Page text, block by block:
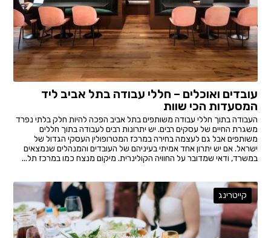
עובדים ואוכלים – חללי עבודה בתל אביב ליד
המסעדות הכי שוות
העבודה בתוך חללי עבודה משותפים בתל אביב הפכה להיות חלק בלתי נפרד
משגרת החיים של עסקים רבים. יש יתרונות רבים לעבודה בתוך חללים
משותפים אבל גם לעצמה בחירה במרכז המטרופולין העסקי הגדול של
ישראל. אם יש יתרון אחד אמיתי בעיניהם של העובדים והמנהלים שנמצאים
במשרד, ודאי שמדובר על החוויה הקולינרית. מיקום מנצח כמו במרכז תל...
קייטרינג